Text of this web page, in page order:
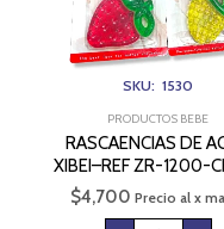
SKU: 1530
PRODUCTOS BEBE
RASCAENCIAS DE
XIBEI–REF ZR-1200-
$4,700 Precio al x